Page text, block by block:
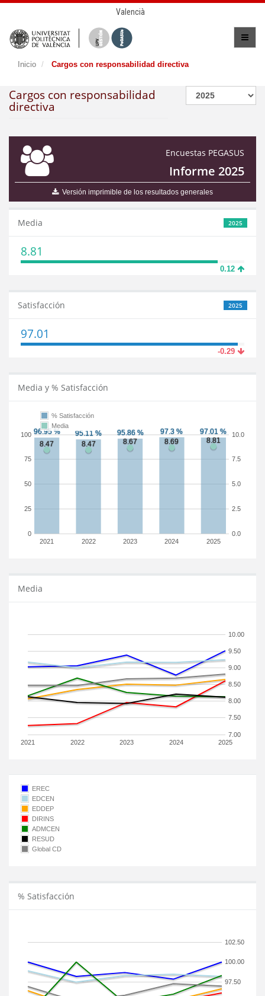
Valencià
Inicio Cargos con responsabilidad directiva
Cargos con responsabilidad
directiva
Encuestas PEGASUS
Informe 2025
Versión imprimible de los resultados generales
2025
Media
8.81
0.12
2025
Satisfacción
97.01
-0.29
Media y % Satisfacción
2021 2022 2023 2024 2025
0
25
50
75
100
0.0
2.5
5.0
7.5
10.0
% Satisfacción
Media
Media
2021 2022 2023 2024 2025
7.00
7.50
8.00
8.50
9.00
9.50
10.00
EREC
EDCEN
EDDEP
DIRINS
ADMCEN
RESUD
Global CD
% Satisfacción
97.50
100.00
102.50